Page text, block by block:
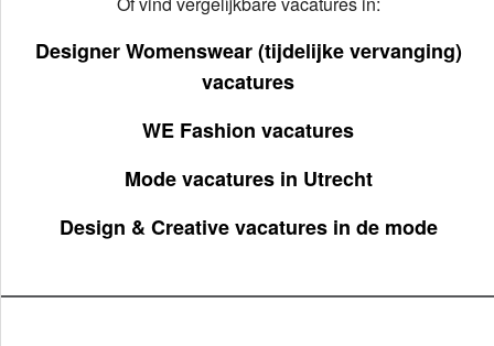
Designer Womenswear (tijdelijke vervanging)
vacatures
WE Fashion vacatures
Mode vacatures in Utrecht
Design & Creative vacatures in de mode